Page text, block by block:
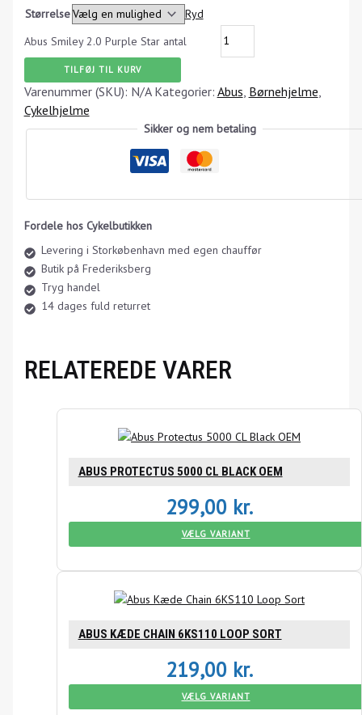
Størrelse
Ryd
Abus Smiley 2.0 Purple Star antal
TILFØJ TIL KURV
Varenummer (SKU): N/A Kategorier: Abus Børnehjelme
Cykelhjelme
Sikker og nem betaling
Fordele hos Cykelbutikken
Levering i Storkøbenhavn med egen chauffør
Butik på Frederiksberg
Tryg handel
14 dages fuld returret
RELATEREDE VARER
ABUS PROTECTUS 5000 CL BLACK OEM
299,00 kr.
VÆLG VARIANT
ABUS KÆDE CHAIN 6KS110 LOOP SORT
219,00 kr.
VÆLG VARIANT